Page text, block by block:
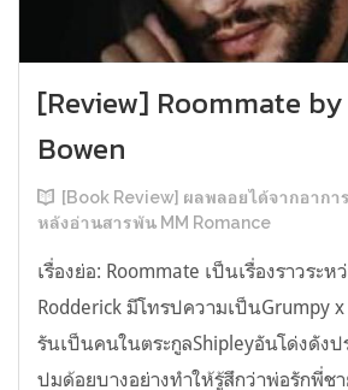
[Review] Roommate by
Bowen
[Book Review] ผลพลอยได้จากอากา
หลังอ่านสารพัน MM Romance
เรื่องย่อ: Roommate เป็นเรื่องราวระห
Rodderick มีโทรปความเป็นGrumpy x
รันเป็นคนในตระกูลShipleyอันโด่งดังป
ปมด้อยบางอย่างทำให้รู้สึกว่าพ่อรักพี่ชา